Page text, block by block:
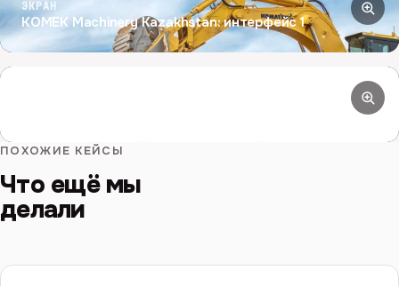
ЭКРАН
KOMEK Machinery Kazakhstan: интерфейс 1
ПОХОЖИЕ КЕЙСЫ
Что ещё мы
делали